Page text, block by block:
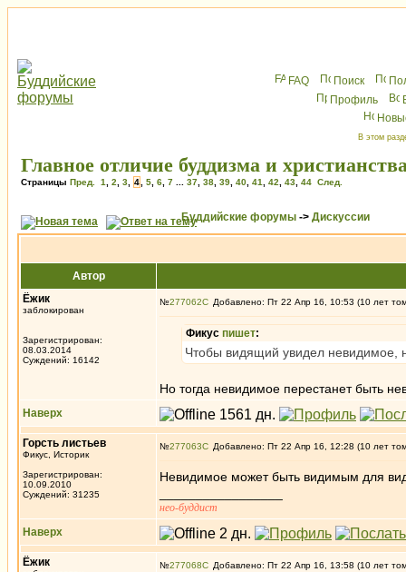
FAQ Поиск
Профиль
В этом
Главное отличие буддизма и
Страницы Пред. 1 2 3 4 5 6 7 37 38 39 40 41 42 43 44 След.
Буддийские форумы -> Дискуссии
Автор
Ёжик
заблокирован
Зарегистрирован:
08.03.2014
Суждений: 16142
№277062 Добавлено: Пт 22 Апр 16, 10:53 (10 лет
Фикус пишет:
Чтобы видящий увидел невидимое,
Но тогда невидимое перестанет быть
Наверх
Горсть листьев
Фикус, Историк
Зарегистрирован:
10.09.2010
Суждений: 31235
№277063 Добавлено: Пт 22 Апр 16, 12:28 (10 лет
Невидимое может быть видимым для
нео-буддист
Наверх
Ёжик №277068 Добавлено: Пт 22 Апр 16, 13:58 (10 лет